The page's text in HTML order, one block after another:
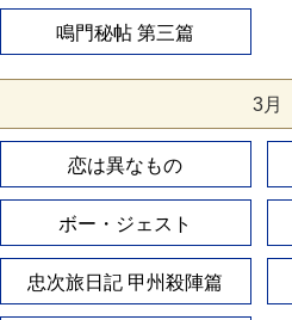
鳴門秘帖 第三篇
3月
恋は異なもの
ボー・ジェスト
忠次旅日記 甲州殺陣篇